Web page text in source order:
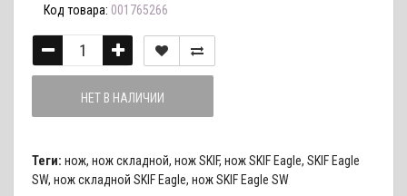
Код товара: 001765266
НЕТ В НАЛИЧИИ
Теги: нож, нож складной, нож SKIF, нож SKIF Eagle, SKIF Eagle
SW, нож складной SKIF Eagle, нож SKIF Eagle SW